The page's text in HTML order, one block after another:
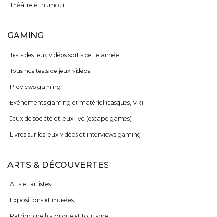
Théâtre et humour
GAMING
Tests des jeux vidéos sortis cette année
Tous nos tests de jeux vidéos
Previews gaming
Evénements gaming et matériel (casques, VR)
Jeux de société et jeux live (escape games)
Livres sur les jeux vidéos et interviews gaming
ARTS & DÉCOUVERTES
Arts et artistes
Expositions et musées